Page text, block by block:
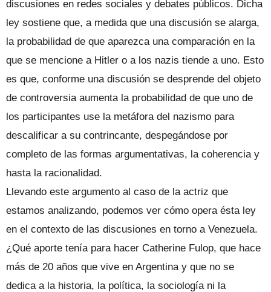
discusiones en redes sociales y debates públicos. Dicha
ley sostiene que, a medida que una discusión se alarga,
la probabilidad de que aparezca una comparación en la
que se mencione a Hitler o a los nazis tiende a uno. Esto
es que, conforme una discusión se desprende del objeto
de controversia aumenta la probabilidad de que uno de
los participantes use la metáfora del nazismo para
descalificar a su contrincante, despegándose por
completo de las formas argumentativas, la coherencia y
hasta la racionalidad.
Llevando este argumento al caso de la actriz que
estamos analizando, podemos ver cómo opera ésta ley
en el contexto de las discusiones en torno a Venezuela.
¿Qué aporte tenía para hacer Catherine Fulop, que hace
más de 20 años que vive en Argentina y que no se
dedica a la historia, la política, la sociología ni la